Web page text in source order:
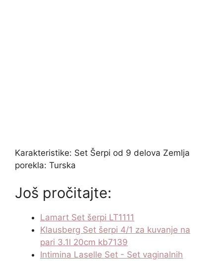
Karakteristike: Set Šerpi od 9 delova Zemlja
porekla: Turska
Još pročitajte:
Lamart Set šerpi LT1111
Klausberg Set šerpi 4/1 za kuvanje na
pari 3.1l 20cm kb7139
Intimina Laselle Set - Set vaginalnih